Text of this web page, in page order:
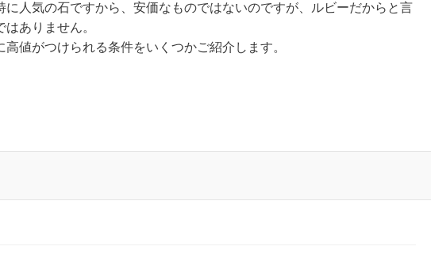
に人気の石ですから、安価なものではないのですが、ルビーだからと言
ありません。
値がつけられる条件をいくつかご紹介します。